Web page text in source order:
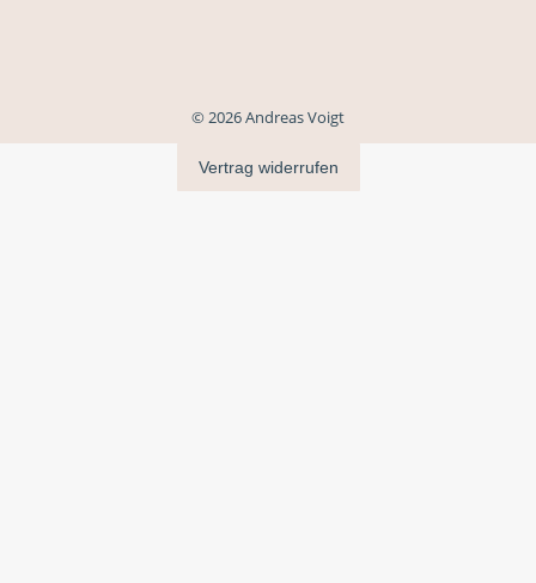
© 2026 Andreas Voigt
Vertrag widerrufen